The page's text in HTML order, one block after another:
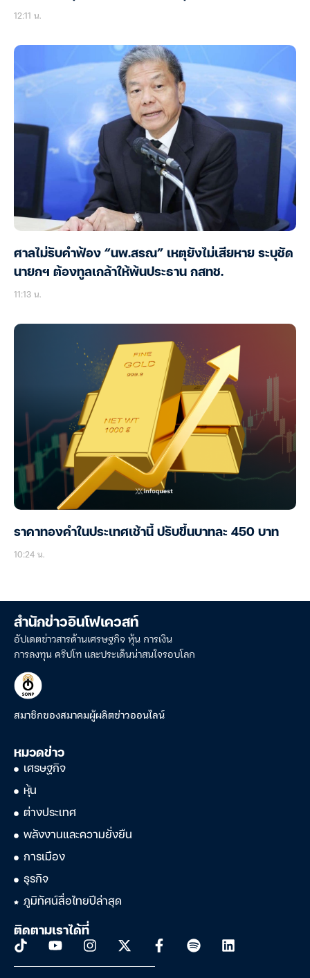
12:11 น.
ศาลไม่รับคำฟ้อง “นพ.สรณ” เหตุยังไม่เสียหาย ระบุชัด
นายกฯ ต้องทูลเกล้าให้พ้นประธาน กสทช.
11:13 น.
ราคาทองคำในประเทศเช้านี้ ปรับขึ้นบาทละ 450 บาท
10:24 น.
สำนักข่าวอินโฟเควสท์
อัปเดตข่าวสารด้านเศรษฐกิจ หุ้น การเงิน
การลงทุน คริปโท และประเด็นน่าสนใจรอบโลก
สมาชิกของสมาคมผู้ผลิตข่าวออนไลน์
หมวดข่าว
เศรษฐกิจ
หุ้น
ต่างประเทศ
พลังงานและความยั่งยืน
การเมือง
ธุรกิจ
ภูมิทัศน์สื่อไทยปีล่าสุด
ติดตามเราได้ที่